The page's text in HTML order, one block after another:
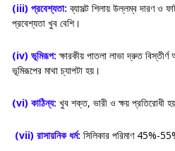
(iii) প্রবেশ্যতা: ব্যাসল্ট শিলায় উল্লম্ব দারণ ও
প্রবেশ্যতা খুব বেশি।
(iv) ভূমিরূপ: ক্ষারকীয় পাতলা লাভা দ্রুত
ভূমিরূপের মাথা চ্যাপটা হয়।
(vi) কাঠিন্য: খুব শক্ত, ভারী ও ক্ষয় প্রতিরোধী
(vii) রাসায়নিক ধর্ম: সিলিকার পরিমাণ 45%-